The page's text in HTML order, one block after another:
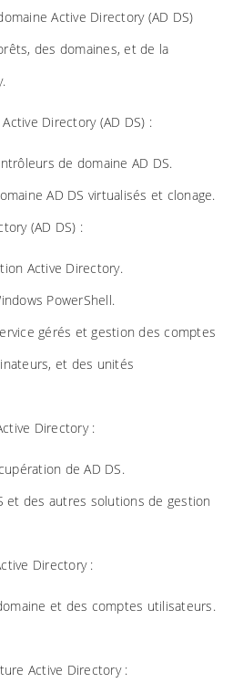
Active Directory (AD DS)
des domaines, et de la
Directory (AD DS) :
de domaine AD DS.
AD DS virtualisés et clonage.
(AD DS) :
Active Directory.
PowerShell.
gérés et gestion des comptes
et des unités
Directory :
de AD DS.
et des autres solutions de gestion
Directory :
et des comptes utilisateurs.
Active Directory :